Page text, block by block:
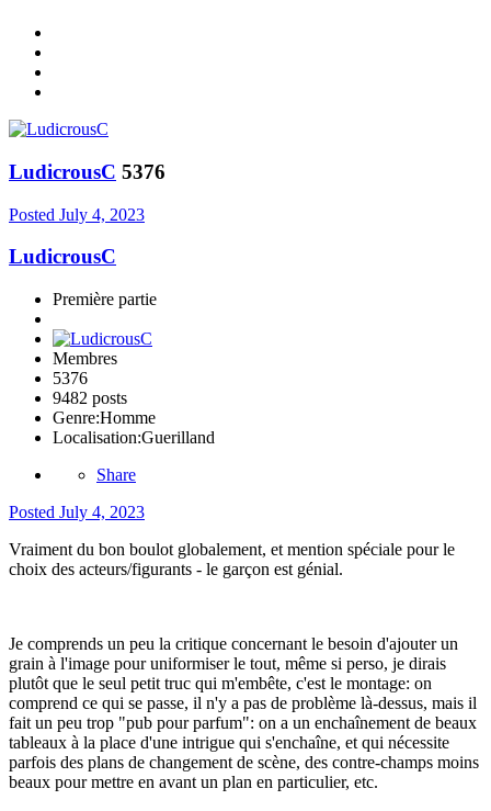
LudicrousC 5376
Posted July 4, 2023
LudicrousC
Première partie
Membres
5376
9482 posts
Genre:Homme
Localisation:Guerilland
Share
Posted July 4, 2023
Vraiment du bon boulot globalement, et mention spéciale pour le
choix des acteurs/figurants - le garçon est génial.
Je comprends un peu la critique concernant le besoin d'ajouter un
grain à l'image pour uniformiser le tout, même si perso, je dirais
plutôt que le seul petit truc qui m'embête, c'est le montage: on
comprend ce qui se passe, il n'y a pas de problème là-dessus, mais il
fait un peu trop "pub pour parfum": on a un enchaînement de beaux
tableaux à la place d'une intrigue qui s'enchaîne, et qui nécessite
parfois des plans de changement de scène, des contre-champs moins
beaux pour mettre en avant un plan en particulier, etc.